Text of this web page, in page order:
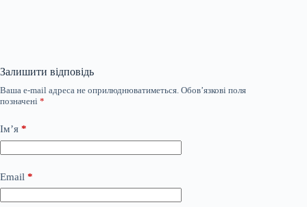
Залишити відповідь
Ваша e-mail адреса не оприлюднюватиметься. Обов’язкові поля
позначені *
Ім’я *
Email *